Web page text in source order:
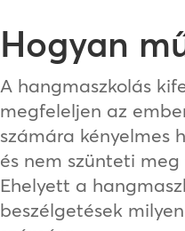
Hogyan
A hangmaszkolás
megfeleljen az
számára kényelmes
és nem szünteti
Ehelyett a
beszélgetések